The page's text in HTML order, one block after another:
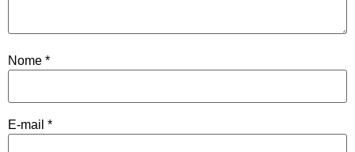
Nome *
E-mail *